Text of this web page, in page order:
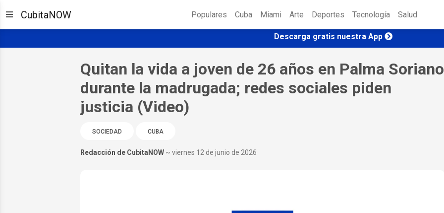
CubitaNOW Populares Cuba Miami Arte Deportes Tecnología Salud
Descarga gratis nuestra App
Quitan la vida a joven de 26 años en Palma Soriano
durante la madrugada; redes sociales piden
justicia (Video)
SOCIEDAD CUBA
Redacción de CubitaNOW ~ viernes 12 de junio de 2026